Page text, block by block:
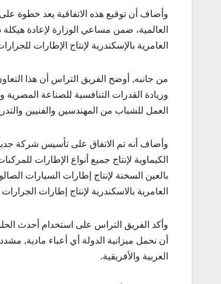
وأضاف أن توقيع هذه الاتفاقية يعد خطوة
العالمية، ضمن مساعي الوزارة لإعادة
العامرية بالإسكندرية لإنتاج الإطارات
من جانبه, أوضح الفريق التراس أن هذا
وزيادة القدرات التنافسية للصناعة
العمل للشباب من المهندسين والفنيين
وأضاف أنه تم الاتفاق على تأسيس شركة
الكيماوية لإنتاج جميع أنواع الإطارات
بالعين السخنة لإنتاج إطارات السيارات
العامرية بالاسكندرية لإنتاج إطارات
وأكد الفريق التراس على استخدام أحدث
أن نحمل ميزانية الدولة أي أعباء مادية,
العربية والأفريقية.